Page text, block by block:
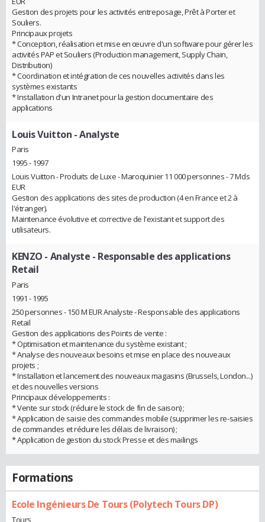
Gestion des projets pour les activités entreposage, Prêt à Porter et
Souliers.
Principaux projets
* Conception, réalisation et mise en œuvre d'un software pour gérer les
activités PAP et Souliers (Production management, Supply Chain,
Distribution)
* Coordination et intégration de ces nouvelles activités dans les
systèmes existants
* Installation d'un Intranet pour la gestion documentaire des
applications
Louis Vuitton - Analyste
Paris
1995 - 1997
Louis Vuitton - Produits de Luxe - Maroquinier 11 000 personnes - 7 Mds
EUR
Gestion des applications des sites de production (4 en France et 2 à
l'étranger).
Maintenance évolutive et corrective de l'existant et support des
utilisateurs.
KENZO - Analyste - Responsable des applications
Retail
Paris
1991 - 1995
250 personnes - 150 M EUR Analyste - Responsable des applications
Retail
Gestion des applications des Points de vente :
* Optimisation et maintenance du système existant ;
* Analyse des nouveaux besoins et mise en place des nouveaux
projets ;
* Installation et lancement des nouveaux magasins (Brussels, London...)
et des nouvelles versions
Principaux développements :
* Vente sur stock (réduire le stock de fin de saison) ;
* Application de saisie des commandes mobile (supprimer les re-saisies
de commandes et réduire les délais de livraison) ;
* Application de gestion du stock Presse et des mailings
Formations
Ecole Ingénieurs De Tours (Polytech Tours DP)
Tours